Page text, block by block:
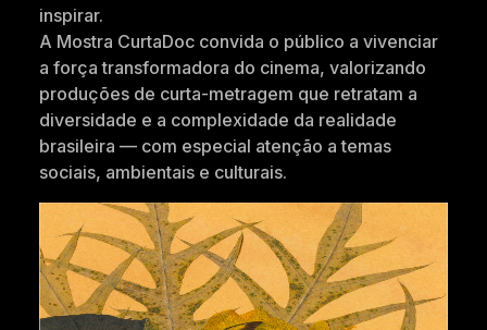
inspirar.
A Mostra CurtaDoc convida o público a vivenciar
a força transformadora do cinema, valorizando
produções de curta-metragem que retratam a
diversidade e a complexidade da realidade
brasileira — com especial atenção a temas
sociais, ambientais e culturais.